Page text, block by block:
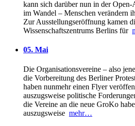
kann sich darüber nun in der
im Wandel – Menschen verändern
Zur Ausstellungseröffnung kamen
Wissenschaftszentrums Berlins für
05. Mai
Die Organisationsvereine – also
die Vorbereitung des Berliner
haben nunmehr einen Flyer
auszugsweise politische
die Vereine an die neue GroKo
auszugsweise mehr…